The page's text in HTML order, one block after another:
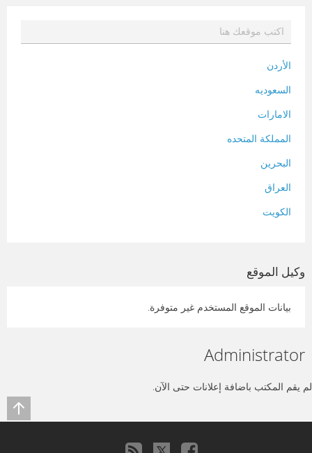
الأردن
السعوديه
الامارات
المملكة المتحده
البحرين
العراق
الكويت
فلسطين
سوريا
تونس
وكيل الموقع
بيانات الموقع المستخدم غير متوفرة.
Administrator
لم يقم المكتب باضافة إعلانات حتى الآن.